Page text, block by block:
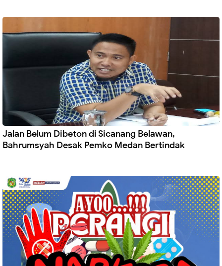
Jalan Belum Dibeton di Sicanang Belawan,
Bahrumsyah Desak Pemko Medan Bertindak